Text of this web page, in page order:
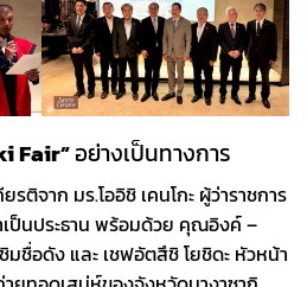
Fair”อย่างเป็นทางการ
รติจาก มร.โออิชิ เคนโกะ ผู้ว่าราชการ
ป็นประธาน พร้อมด้วย คุณอิงค์ –
อดัง และ เชฟอัตสึชิ โยชิดะ หัวหน้า